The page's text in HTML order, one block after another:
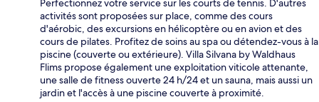
Perfectionnez votre service sur les courts de tennis. D'autres
activités sont proposées sur place, comme des cours
d'aérobic, des excursions en hélicoptère ou en avion et des
cours de pilates. Profitez de soins au spa ou détendez-vous à la
piscine (couverte ou extérieure). Villa Silvana by Waldhaus
Flims propose également une exploitation viticole attenante,
une salle de fitness ouverte 24 h/24 et un sauna, mais aussi un
jardin et l'accès à une piscine couverte à proximité.